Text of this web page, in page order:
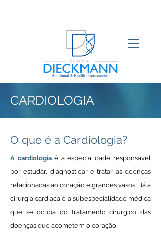
CARDIOLOGIA
O que é a Cardiologia?
A cardiologia é a especialidade responsável
por estudar, diagnosticar e tratar as doenças
relacionadas ao coração e grandes vasos. Já a
cirurgia cardíaca é a subespecialidade médica
que se ocupa do tratamento cirúrgico das
doenças que acometem o coração.